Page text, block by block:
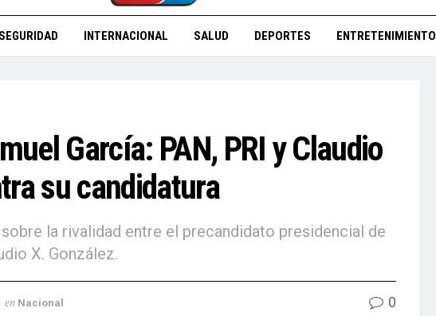
SEGURIDAD INTERNACIONAL SALUD DEPORTES ENTRETENIMIENTO
García: PAN, PRI y Claudio
su candidatura
la rivalidad entre el precandidato presidencial de
X. González.
en Nacional 0